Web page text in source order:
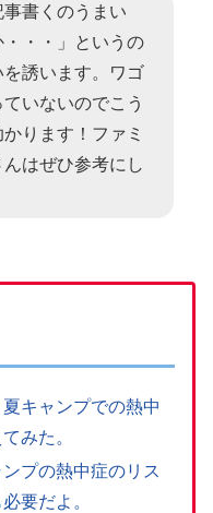
書くのうまい
・・」というの
誘います。ワゴ
いないのでこう
ります！ファミ
はぜひ参考にし
キャンプでの熱中
みた。
プの熱中症のリス
要だよ。